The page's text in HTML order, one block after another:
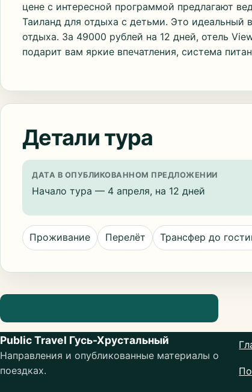
цене с интересной программой предлагают
Таиланд для отдыха с детьми. Это идеальный
отдыха. За 49000 рублей на 12 дней, отель
подарит вам яркие впечатления, система
Детали тура
ДАТА В ОПУБЛИКОВАННОМ ПРЕДЛОЖЕНИИ
Начало тура — 4 апреля, на 12 дней
Проживание Перелёт Трансфер до
Public Travel Гусь-Хрустальный
Направления и опубликованные материалы о
поездках.